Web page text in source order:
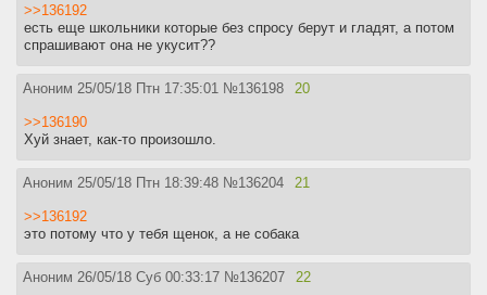
>>136192
есть еще школьники которые без спросу берут и гладят, а потом
спрашивают она не укусит??
Аноним 25/05/18 Птн 17:35:01 №136198 20
>>136190
Хуй знает, как-то произошло.
Аноним 25/05/18 Птн 18:39:48 №136204 21
>>136192
это потому что у тебя щенок, а не собака
Аноним 26/05/18 Суб 00:33:17 №136207 22